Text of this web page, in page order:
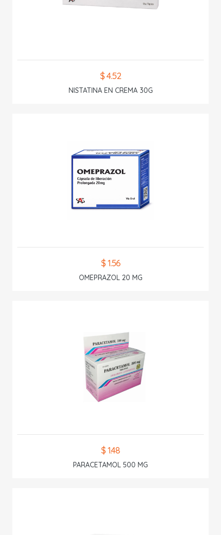
$ 4.52
NISTATINA EN CREMA 30G
$ 1.56
OMEPRAZOL 20 MG
$ 1.48
PARACETAMOL 500 MG